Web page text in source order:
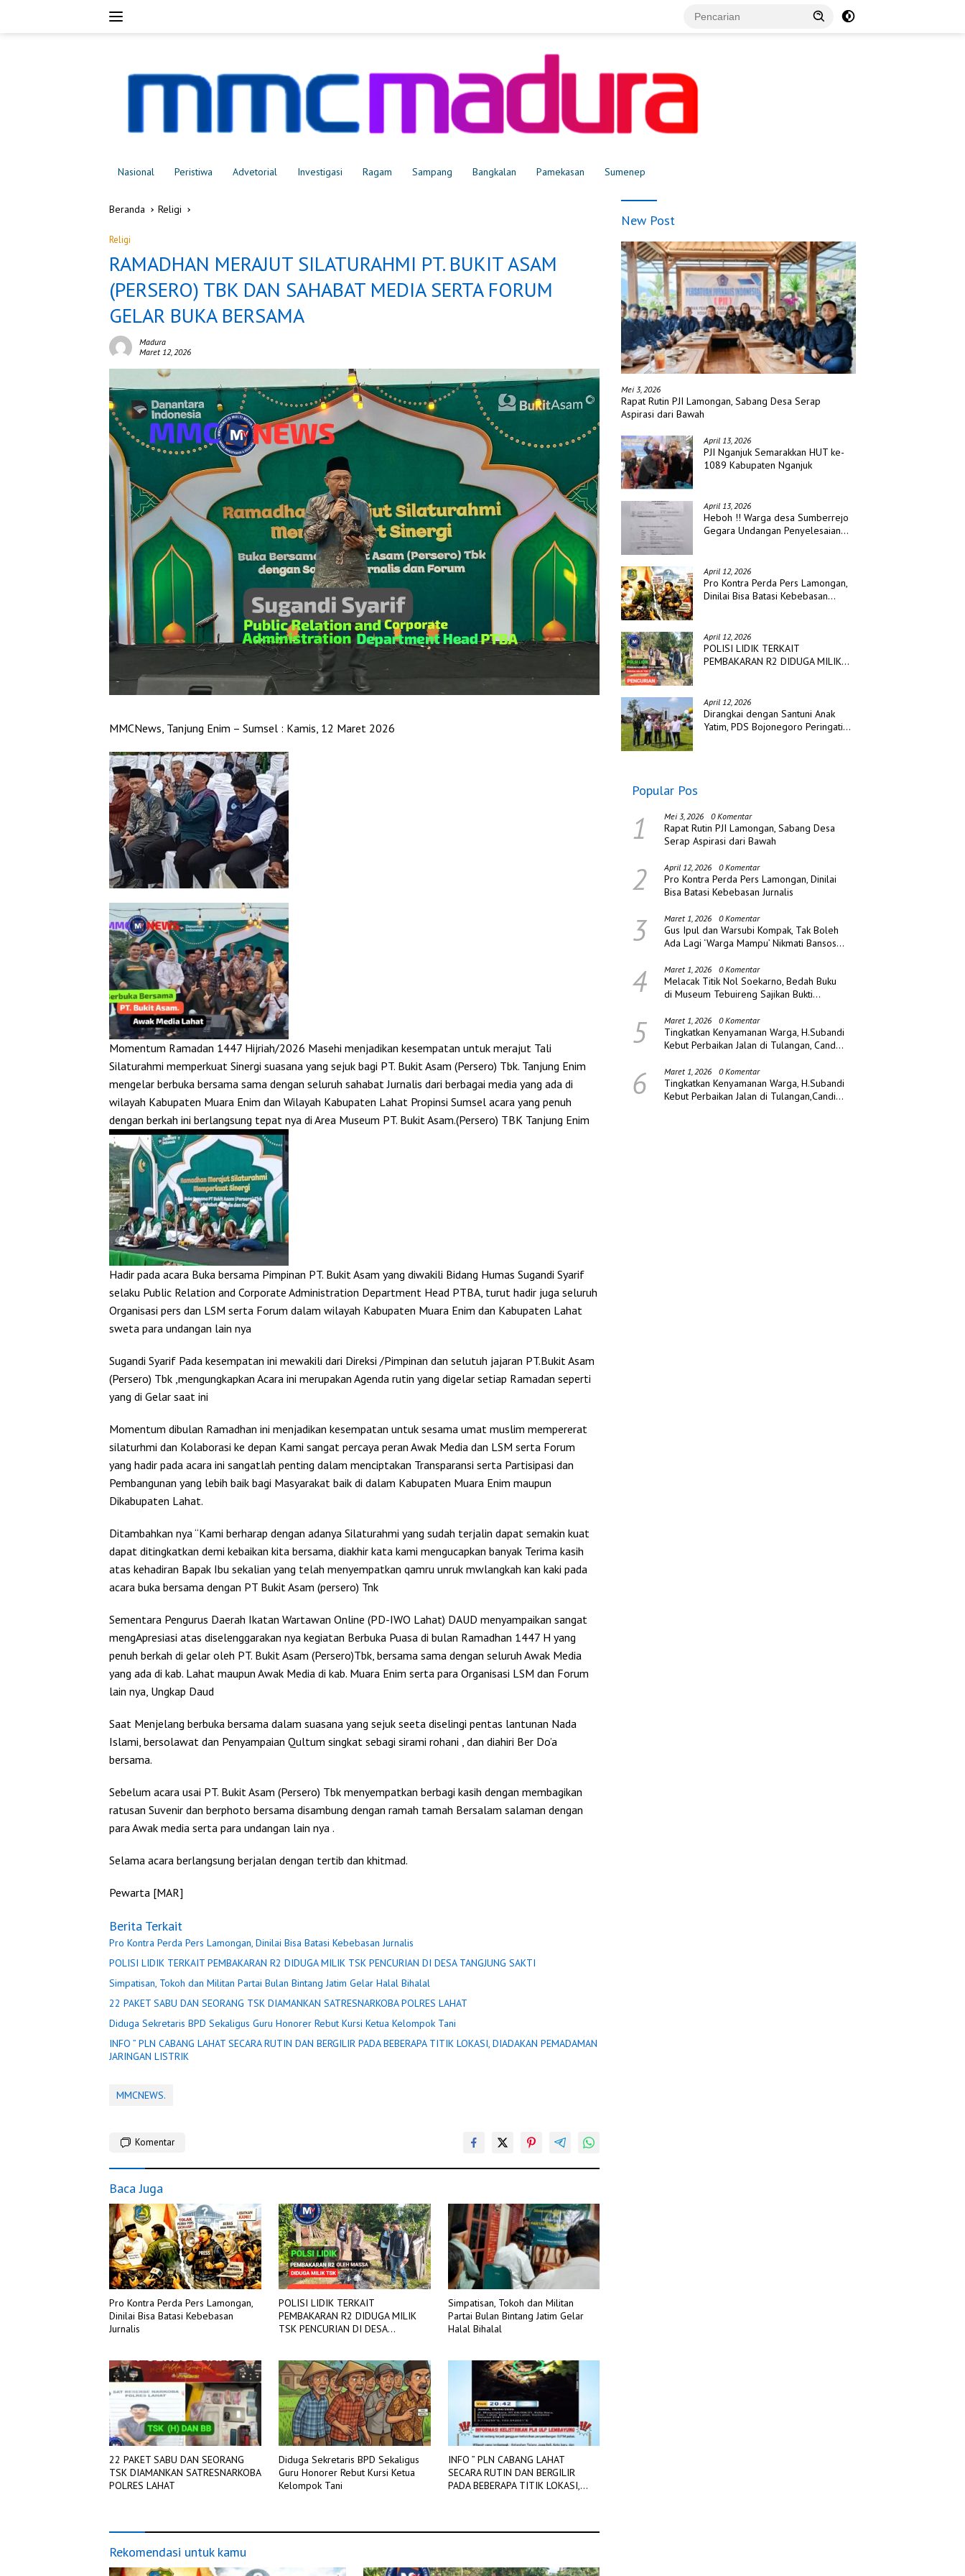
Nasional Peristiwa Advetorial Investigasi Ragam Sampang Bangkalan Pamekasan Sumenep
Beranda Religi
Religi
RAMADHAN MERAJUT SILATURAHMI PT. BUKIT ASAM
(PERSERO) TBK DAN SAHABAT MEDIA SERTA FORUM
GELAR BUKA BERSAMA
Madura
Maret 12, 2026
MMCNews, Tanjung Enim – Sumsel : Kamis, 12 Maret 2026
Momentum Ramadan 1447 Hijriah/2026 Masehi menjadikan kesempatan untuk merajut Tali
Silaturahmi memperkuat Sinergi suasana yang sejuk bagi PT. Bukit Asam (Persero) Tbk. Tanjung Enim
mengelar berbuka bersama sama dengan seluruh sahabat Jurnalis dari berbagai media yang ada di
wilayah Kabupaten Muara Enim dan Wilayah Kabupaten Lahat Propinsi Sumsel acara yang penuh
dengan berkah ini berlangsung tepat nya di Area Museum PT. Bukit Asam.(Persero) TBK Tanjung Enim
Hadir pada acara Buka bersama Pimpinan PT. Bukit Asam yang diwakili Bidang Humas Sugandi Syarif
selaku Public Relation and Corporate Administration Department Head PTBA, turut hadir juga seluruh
Organisasi pers dan LSM serta Forum dalam wilayah Kabupaten Muara Enim dan Kabupaten Lahat
sweta para undangan lain nya
Sugandi Syarif Pada kesempatan ini mewakili dari Direksi /Pimpinan dan selutuh jajaran PT.Bukit Asam
(Persero) Tbk ,mengungkapkan Acara ini merupakan Agenda rutin yang digelar setiap Ramadan seperti
yang di Gelar saat ini
Momentum dibulan Ramadhan ini menjadikan kesempatan untuk sesama umat muslim mempererat
silaturhmi dan Kolaborasi ke depan Kami sangat percaya peran Awak Media dan LSM serta Forum
yang hadir pada acara ini sangatlah penting dalam menciptakan Transparansi serta Partisipasi dan
Pembangunan yang lebih baik bagi Masyarakat baik di dalam Kabupaten Muara Enim maupun
Dikabupaten Lahat.
Ditambahkan nya “Kami berharap dengan adanya Silaturahmi yang sudah terjalin dapat semakin kuat
dapat ditingkatkan demi kebaikan kita bersama, diakhir kata kami mengucapkan banyak Terima kasih
atas kehadiran Bapak Ibu sekalian yang telah menyempatkan qamru unruk mwlangkah kan kaki pada
acara buka bersama dengan PT Bukit Asam (persero) Tnk
Sementara Pengurus Daerah Ikatan Wartawan Online (PD-IWO Lahat) DAUD menyampaikan sangat
mengApresiasi atas diselenggarakan nya kegiatan Berbuka Puasa di bulan Ramadhan 1447 H yang
penuh berkah di gelar oleh PT. Bukit Asam (Persero)Tbk, bersama sama dengan seluruh Awak Media
yang ada di kab. Lahat maupun Awak Media di kab. Muara Enim serta para Organisasi LSM dan Forum
lain nya, Ungkap Daud
Saat Menjelang berbuka bersama dalam suasana yang sejuk seeta diselingi pentas lantunan Nada
Islami, bersolawat dan Penyampaian Qultum singkat sebagi sirami rohani , dan diahiri Ber Do’a
bersama.
Sebelum acara usai PT. Bukit Asam (Persero) Tbk menyempatkan berbagi kasih dengan membagikan
ratusan Suvenir dan berphoto bersama disambung dengan ramah tamah Bersalam salaman dengan
para Awak media serta para undangan lain nya .
Selama acara berlangsung berjalan dengan tertib dan khitmad.
Pewarta [MAR]
Berita Terkait
Pro Kontra Perda Pers Lamongan, Dinilai Bisa Batasi Kebebasan Jurnalis
POLISI LIDIK TERKAIT PEMBAKARAN R2 DIDUGA MILIK TSK PENCURIAN DI DESA TANGJUNG SAKTI
Simpatisan, Tokoh dan Militan Partai Bulan Bintang Jatim Gelar Halal Bihalal
22 PAKET SABU DAN SEORANG TSK DIAMANKAN SATRESNARKOBA POLRES LAHAT
Diduga Sekretaris BPD Sekaligus Guru Honorer Rebut Kursi Ketua Kelompok Tani
INFO ” PLN CABANG LAHAT SECARA RUTIN DAN BERGILIR PADA BEBERAPA TITIK LOKASI, DIADAKAN PEMADAMAN
JARINGAN LISTRIK
MMCNEWS.
Komentar
Baca Juga
Pro Kontra Perda Pers Lamongan,
Dinilai Bisa Batasi Kebebasan
Jurnalis
POLISI LIDIK TERKAIT
PEMBAKARAN R2 DIDUGA MILIK
TSK PENCURIAN DI DESA
Simpatisan, Tokoh dan Militan
Partai Bulan Bintang Jatim Gelar
Halal Bihalal
22 PAKET SABU DAN SEORANG
TSK DIAMANKAN SATRESNARKOBA
POLRES LAHAT
Diduga Sekretaris BPD Sekaligus
Guru Honorer Rebut Kursi Ketua
Kelompok Tani
INFO ” PLN CABANG LAHAT
SECARA RUTIN DAN BERGILIR
PADA BEBERAPA TITIK LOKASI,
Rekomendasi untuk kamu
New Post
Mei 3, 2026
Rapat Rutin PJI Lamongan, Sabang Desa Serap
Aspirasi dari Bawah
April 13, 2026
PJI Nganjuk Semarakkan HUT ke-
1089 Kabupaten Nganjuk
April 13, 2026
Heboh !! Warga desa Sumberrejo
Gegara Undangan Penyelesaian
April 12, 2026
Pro Kontra Perda Pers Lamongan,
Dinilai Bisa Batasi Kebebasan
April 12, 2026
POLISI LIDIK TERKAIT
PEMBAKARAN R2 DIDUGA MILIK
April 12, 2026
Dirangkai dengan Santuni Anak
Yatim, PDS Bojonegoro Peringati
Popular Pos
1 Mei 3, 2026 0 Komentar
Rapat Rutin PJI Lamongan, Sabang Desa
Serap Aspirasi dari Bawah
2 April 12, 2026 0 Komentar
Pro Kontra Perda Pers Lamongan, Dinilai
Bisa Batasi Kebebasan Jurnalis
3 Maret 1, 2026 0 Komentar
Gus Ipul dan Warsubi Kompak, Tak Boleh
Ada Lagi ‘Warga Mampu’ Nikmati Bansos
4 Maret 1, 2026 0 Komentar
Melacak Titik Nol Soekarno, Bedah Buku
di Museum Tebuireng Sajikan Bukti
5 Maret 1, 2026 0 Komentar
Tingkatkan Kenyamanan Warga, H.Subandi
Kebut Perbaikan Jalan di Tulangan, Candi
6 Maret 1, 2026 0 Komentar
Tingkatkan Kenyamanan Warga, H.Subandi
Kebut Perbaikan Jalan di Tulangan,Candi